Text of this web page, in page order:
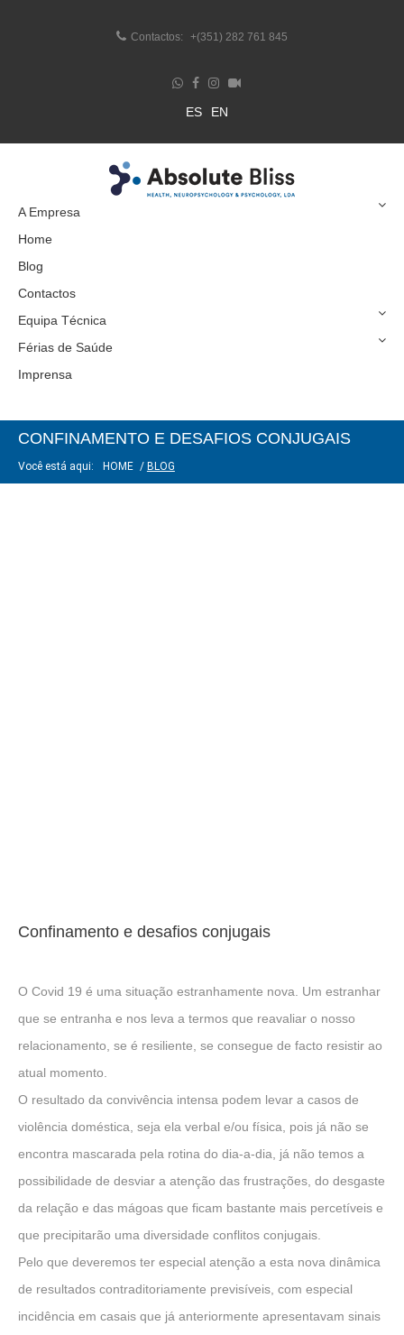
Contactos: +(351) 282 761 845
ES EN
A Empresa
Home
Blog
Contactos
Equipa Técnica
Férias de Saúde
Imprensa
CONFINAMENTO E DESAFIOS CONJUGAIS
Você está aqui: HOME / BLOG
Confinamento e desafios conjugais
O Covid 19 é uma situação estranhamente nova. Um estranhar
que se entranha e nos leva a termos que reavaliar o nosso
relacionamento, se é resiliente, se consegue de facto resistir ao
atual momento.
O resultado da convivência intensa podem levar a casos de
violência doméstica, seja ela verbal e/ou física, pois já não se
encontra mascarada pela rotina do dia-a-dia, já não temos a
possibilidade de desviar a atenção das frustrações, do desgaste
da relação e das mágoas que ficam bastante mais percetíveis e
que precipitarão uma diversidade conflitos conjugais.
Pelo que deveremos ter especial atenção a esta nova dinâmica
de resultados contraditoriamente previsíveis, com especial
incidência em casais que já anteriormente apresentavam sinais